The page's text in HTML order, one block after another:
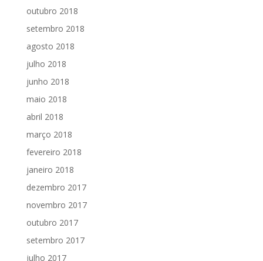
outubro 2018
setembro 2018
agosto 2018
julho 2018
junho 2018
maio 2018
abril 2018
março 2018
fevereiro 2018
janeiro 2018
dezembro 2017
novembro 2017
outubro 2017
setembro 2017
julho 2017